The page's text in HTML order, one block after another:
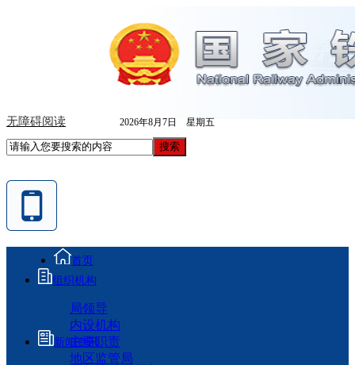
无障碍阅读 2026年8月7日 星期五
首页
组织机构
局领导
内设机构
主要职责
地区监管局
新闻资讯